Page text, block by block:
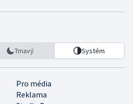
Tmavý Systém
Pro média
Reklama